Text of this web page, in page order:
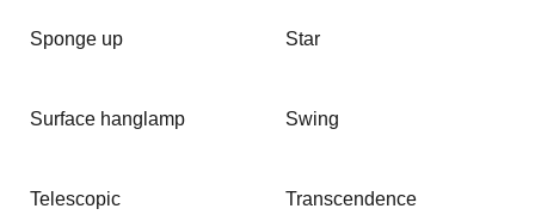
Sponge up Star
Surface hanglamp Swing
Telescopic Transcendence